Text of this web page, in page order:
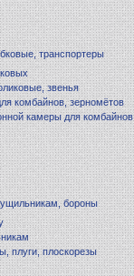
транспортеры
звенья
комбайнов, зерномётов
камеры для комбайнов
бороны
плуги, плоскорезы